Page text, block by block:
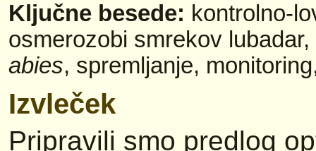
Ključne besede: kontrolno-
osmerozobi smrekov lubadar,
abies, spremljanje,
Izvleček
Pripravili smo predlog